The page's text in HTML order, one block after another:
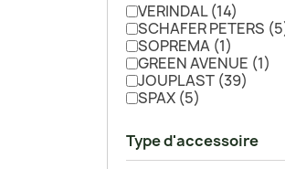
VERINDAL(14)
SCHAFER PETERS
SOPREMA (1)
GREEN AVENUE (1)
JOUPLAST (39)
SPAX (5)
Type d'accessoire